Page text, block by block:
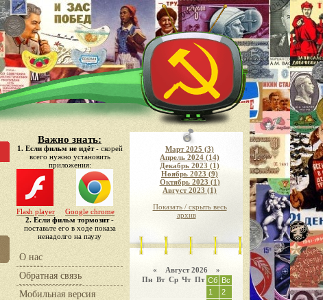
Важно знать:
1. Если фильм не идёт- скорей
всего нужно установить
приложения:
Flash player
Google chrome
2. Если фильм тормозит-
поставьте его в ходе показа
ненадолго на паузу
О нас
Обратная связь
Мобильная версия
Март 2025 (3)
Апрель 2024 (14)
Декабрь 2023 (1)
Ноябрь 2023 (9)
Октябрь 2023 (1)
Август 2023 (1)
Показать / скрыть весь
архив
« Август 2026 »
Пн Вт Ср Чт Пт Сб Вс
1
2